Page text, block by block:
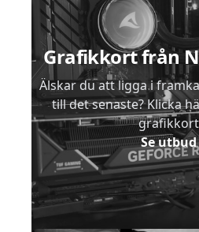
Grafikkort från
Älskar du att ligga i
till det senaste? Klicka
Se utbud